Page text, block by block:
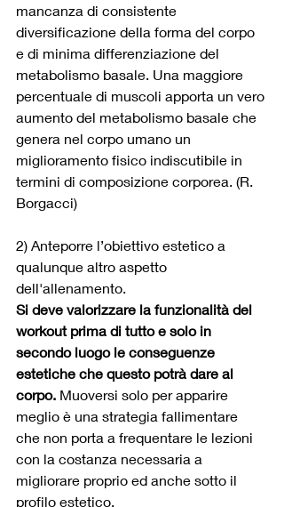
mancanza di consistente
diversificazione della forma del corpo
e di minima differenziazione del
metabolismo basale . Una maggiore
percentuale di muscoli apporta un vero
aumento del metabolismo basale che
genera nel corpo umano un
miglioramento fisico indiscutibile in
termini di composizione corporea . (R.
Borgacci)
2) Anteporre l’obiettivo estetico a
qualunque altro aspetto
dell'allenamento.
Si deve valorizzare la funzionalità del
workout prima di tutto e solo in
secondo luogo le conseguenze
estetiche che questo potrà dare al
corpo. Muoversi solo per apparire
meglio è una strategia fallimentare
che non porta a frequentare le lezioni
con la costanza necessaria a
migliorare proprio ed anche sotto il
profilo estetico.